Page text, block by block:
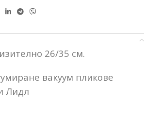
26/35 см.
вакуум пликове
Лидл